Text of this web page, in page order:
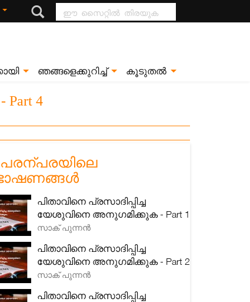
ഈ സൈറ്റിൽ
തിരയുക
ഞങ്ങളെക്കുറിച്ച് കൂടുതൽ
4
പിതാവിനെ പ്രസാദിപ്പിച്ച
യേശുവിനെ അനുഗമിക്കുക - Part 1
സാക് പുന്നൻ
പിതാവിനെ പ്രസാദിപ്പിച്ച
യേശുവിനെ അനുഗമിക്കുക - Part 2
സാക് പുന്നൻ
പിതാവിനെ പ്രസാദിപ്പിച്ച